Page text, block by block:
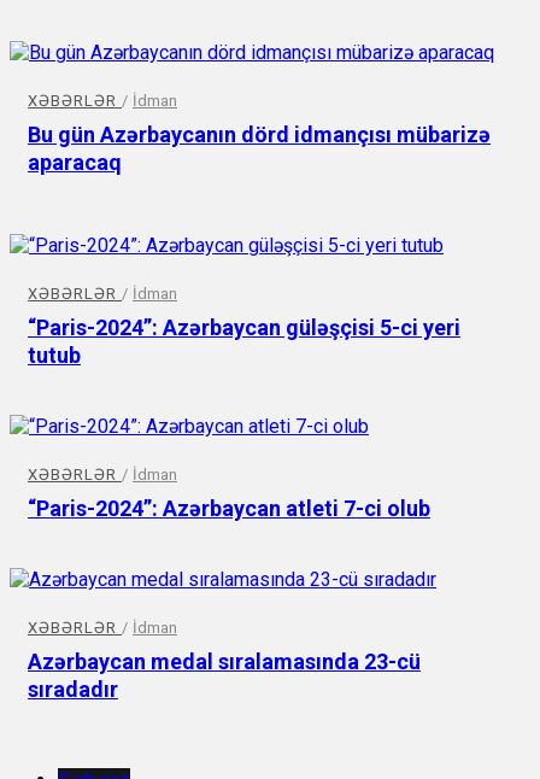
XƏBƏRLƏR / İdman
Bu gün Azərbaycanın dörd idmançısı mübarizə
aparacaq
XƏBƏRLƏR / İdman
“Paris-2024”: Azərbaycan güləşçisi 5-ci yeri
tutub
XƏBƏRLƏR / İdman
“Paris-2024”: Azərbaycan atleti 7-ci olub
XƏBƏRLƏR / İdman
Azərbaycan medal sıralamasında 23-cü
sıradadır